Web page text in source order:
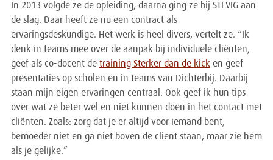
In 2013 volgde ze de opleiding, daarna ging ze bij STEVIG aan
de slag. Daar heeft ze nu een contract als
ervaringsdeskundige. Het werk is heel divers, vertelt ze. “Ik
denk in teams mee over de aanpak bij individuele cliënten,
geef als co-docent de training Sterker dan de kick en geef
presentaties op scholen en in teams van Dichterbij. Daarbij
staan mijn eigen ervaringen centraal. Ook geef ik hun tips
over wat ze beter wel en niet kunnen doen in het contact met
cliënten. Zoals: zorg dat je er altijd voor iemand bent,
bemoeder niet en ga niet boven de cliënt staan, maar zie hem
als je gelijke.”